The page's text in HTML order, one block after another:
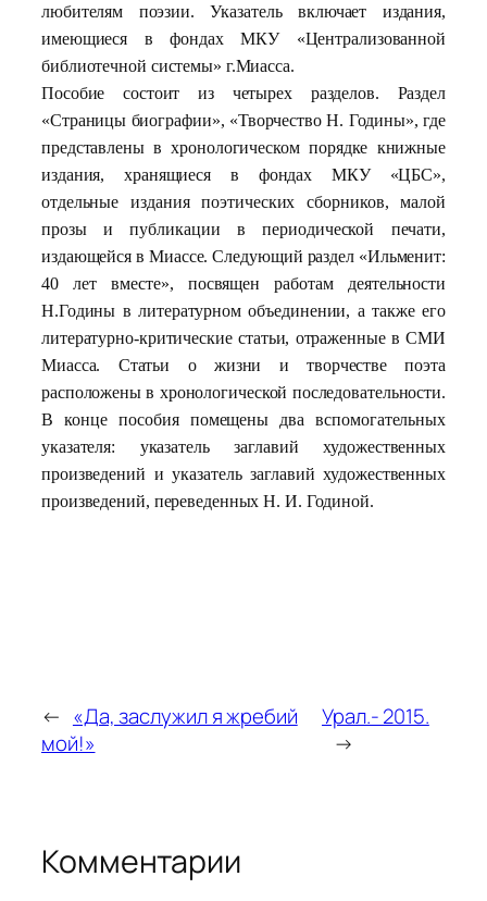
любителям поэзии. Указатель включает издания,
имеющиеся в фондах МКУ «Централизованной
библиотечной системы» г.Миасса.
Пособие состоит из четырех разделов. Раздел
«Страницы биографии», «Творчество Н. Годины», где
представлены в хронологическом порядке книжные
издания, хранящиеся в фондах МКУ «ЦБС»,
отдельные издания поэтических сборников, малой
прозы и публикации в периодической печати,
издающейся в Миассе. Следующий раздел «Ильменит:
40 лет вместе», посвящен работам деятельности
Н.Годины в литературном объединении, а также его
литературно-критические статьи, отраженные в СМИ
Миасса. Статьи о жизни и творчестве поэта
расположены в хронологической последовательности.
В конце пособия помещены два вспомогательных
указателя: указатель заглавий художественных
произведений и указатель заглавий художественных
произведений, переведенных Н. И. Годиной.
← «Да, заслужил я жребий
мой!»
Урал.- 2015.
→
Комментарии